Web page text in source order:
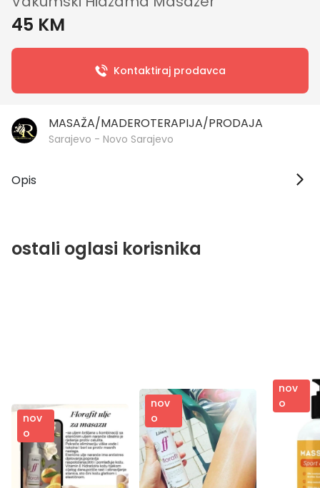
45 KM
Kontaktiraj prodavca
MASAŽA/MADEROTERAPIJA/PRODAJA
Sarajevo - Novo Sarajevo
Opis
ostali oglasi korisnika
nov
o
nov
o
nov
o